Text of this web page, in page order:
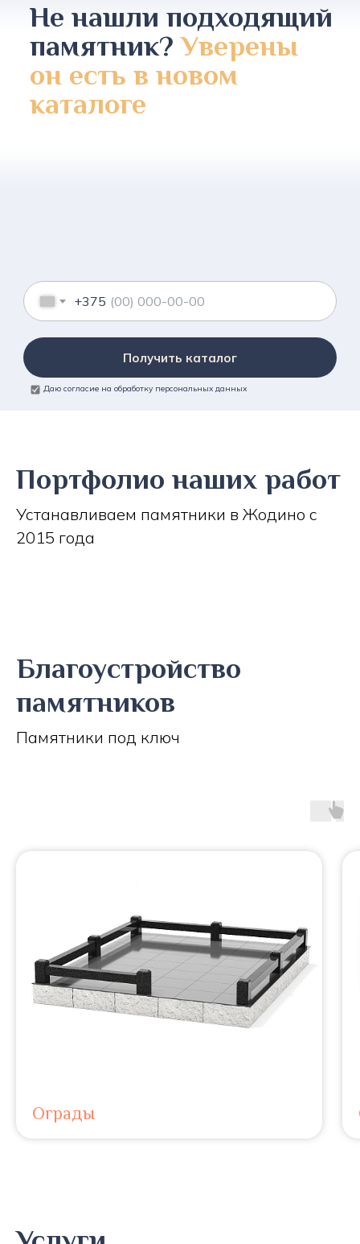
Не нашли подходящий
памятник?Уверены
он есть в новом
каталоге
+375
Получить каталог
Даю согласие на обработку персональных данных
Портфолио наших работ
Устанавливаем памятники в Жодино с
2015 года
Благоустройство
памятников
Памятники под ключ
Ограды